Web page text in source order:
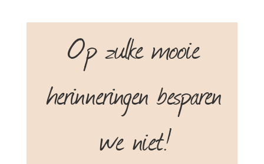
Op zulke mooie
herinneringen besparen
we niet!